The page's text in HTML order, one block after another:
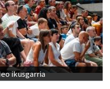
ikusgarria